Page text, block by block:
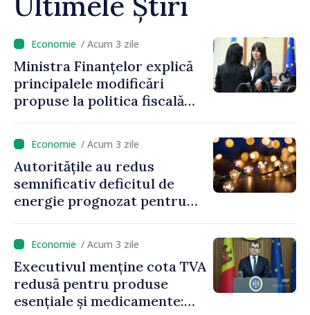
/ Acum 3 zile
Ministra Finanțelor explică
principalele modificări
propuse la politica fiscală
venit
/ Acum 3 zile
Autoritățile au redus
semnificativ deficitul de
energie prognozat pentru
/ Acum 3 zile
Executivul menține cota TVA
redusă pentru produse
esențiale și medicamente: